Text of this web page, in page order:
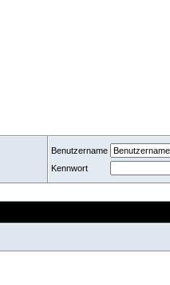
Benutzername
Kennwort